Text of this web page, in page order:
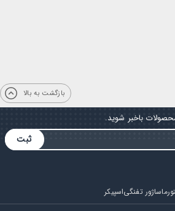
بازگشت به بالا
باخبر شوید.
ثبت
ماساژور تفنگیاسپیکر